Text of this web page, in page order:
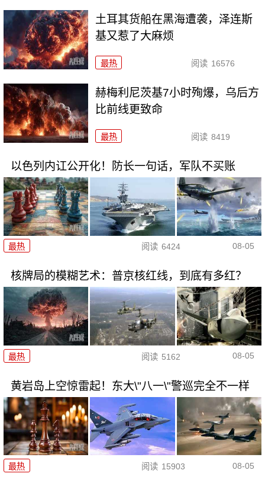
土耳其货船在黑海遭袭，泽连斯
基又惹了大麻烦
最热 阅读 16576
赫梅利尼茨基7小时殉爆，乌后方
比前线更致命
最热 阅读 8419
以色列内讧公开化！防长一句话，军队不买账
最热 阅读 6424 08-05
核牌局的模糊艺术：普京核红线，到底有多红？
最热 阅读 5162 08-05
黄岩岛上空惊雷起！东大\"八一\"警巡完全不一样
最热 阅读 15903 08-05